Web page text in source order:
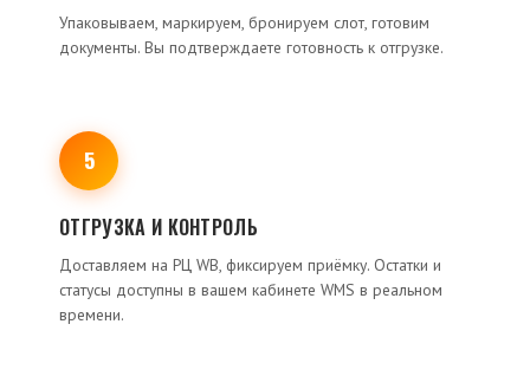
Упаковываем, маркируем, бронируем слот, готовим
документы. Вы подтверждаете готовность к отгрузке.
5
ОТГРУЗКА И КОНТРОЛЬ
Доставляем на РЦ WB, фиксируем приёмку. Остатки и
статусы доступны в вашем кабинете WMS в реальном
времени.